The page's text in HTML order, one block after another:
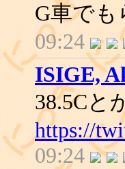
G車で
09:24
ISIGE,
38.5Cと
https://
09:24